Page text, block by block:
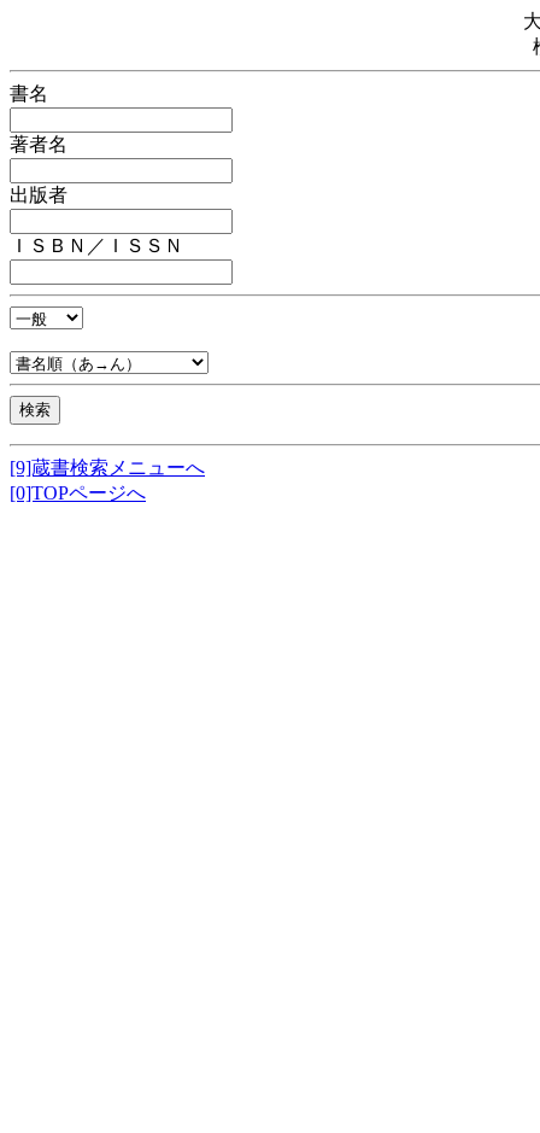
書名
著者名
出版者
ＩＳＢＮ／ＩＳＳＮ
[9]蔵書検索メニューへ
[0]TOPページへ